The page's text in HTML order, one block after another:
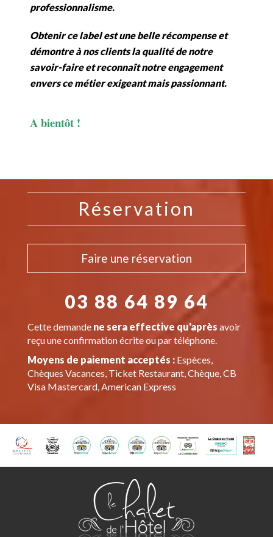
professionnalisme.
Obtenir ce label est une belle récompense et
démontre à nos clients la qualité de notre
savoir-faire et reconnaît notre engagement
envers ce métier exigeant mais passionnant.
A bientôt !
Réservation
Faire une réservation
03 88 64 89 64
Cette demande ne sera effective qu'après avoir
reçu une confirmation écrite ou par téléphone.
Moyens de paiement acceptés :Espèces,
Chèques Vacances, Ticket Restaurant, Chèque, CB
Visa Mastercard, American Express